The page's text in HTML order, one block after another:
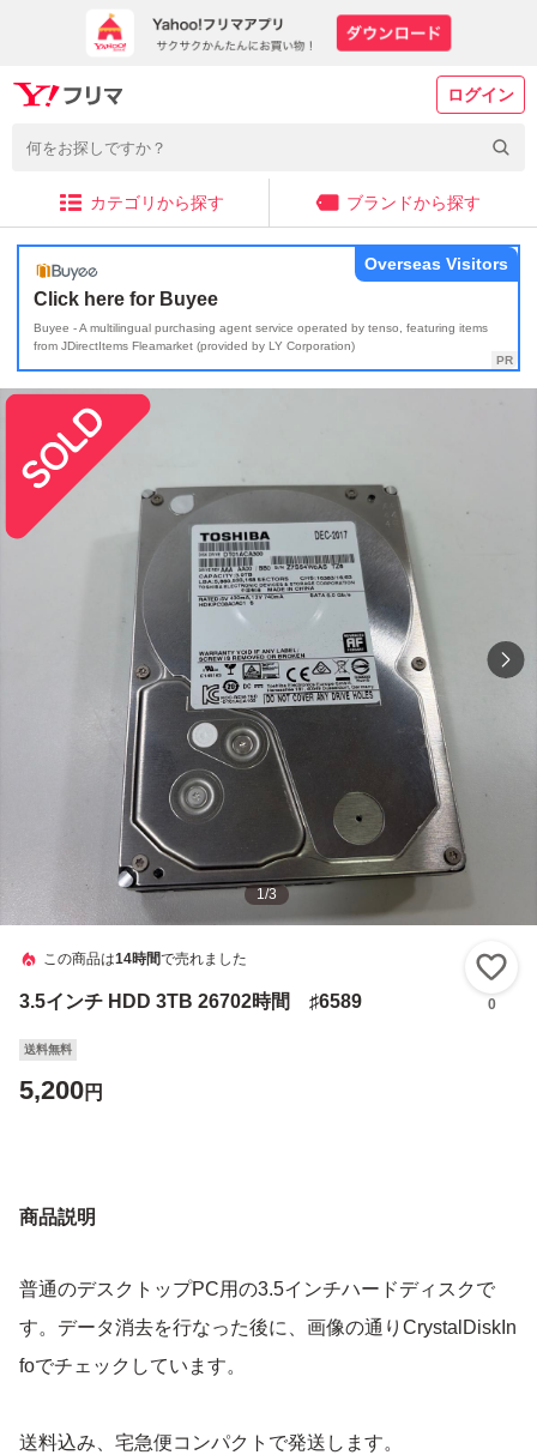
ログイン
カテゴリから探す ブランドから探す
Click here for Buyee
Buyee - A multilingual purchasing agent service operated by tenso, featuring items
from JDirectItems Fleamarket (provided by LY Corporation)
Overseas Visitors
1/3
この商品は14時間で売れました
3.5インチ HDD 3TB 26702時間 ♯6589 0
送料無料
5,200円
商品説明
普通のデスクトップPC用の3.5インチハードディスクで
す。データ消去を行なった後に、画像の通りCrystalDiskIn
foでチェックしています。
送料込み、宅急便コンパクトで発送します。